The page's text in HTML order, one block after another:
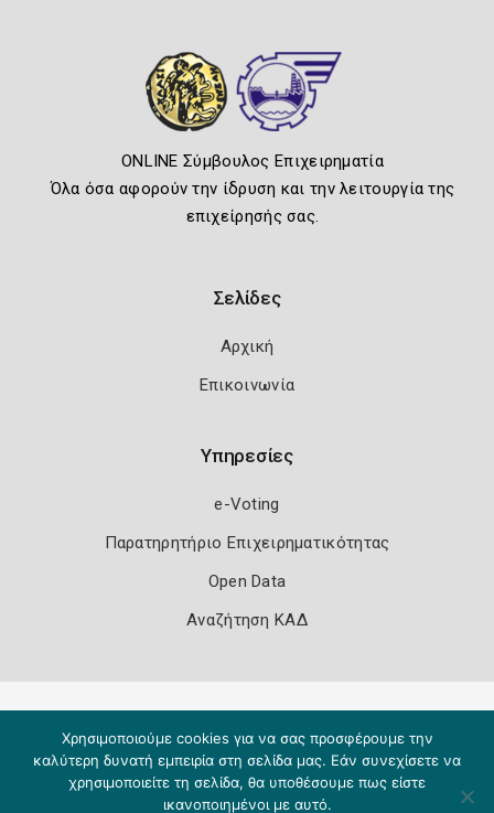
ONLINE Σύμβουλος Επιχειρηματία
Όλα όσα αφορούν την ίδρυση και την λειτουργία της
επιχείρησής σας.
Σελίδες
Αρχική
Επικοινωνία
Υπηρεσίες
e-Voting
Παρατηρητήριο Επιχειρηματικότητας
Open Data
Αναζήτηση ΚΑΔ
Χρησιμοποιούμε cookies για να σας προσφέρουμε την
καλύτερη δυνατή εμπειρία στη σελίδα μας. Εάν συνεχίσετε να
χρησιμοποιείτε τη σελίδα, θα υποθέσουμε πως είστε
ικανοποιημένοι με αυτό.
Copyright 2026 Knowledge A.E.